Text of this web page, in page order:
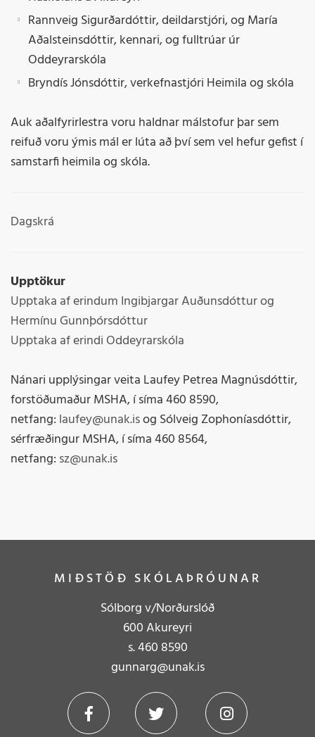
Rannveig Sigurðardóttir, deildarstjóri, og María
Aðalsteinsdóttir, kennari, og fulltrúar úr
Oddeyrarskóla
Bryndís Jónsdóttir, verkefnastjóri Heimila og skóla
Auk aðalfyrirlestra voru haldnar málstofur þar sem
reifuð voru ýmis mál er lúta að því sem vel hefur gefist í
samstarfi heimila og skóla.
Dagskrá
Upptökur
Upptaka af erindum Ingibjargar Auðunsdóttur og
Hermínu Gunnþórsdóttur
Upptaka af erindi Oddeyrarskóla
Nánari upplýsingar veita Laufey Petrea Magnúsdóttir,
forstöðumaður MSHA, í síma 460 8590,
netfang: laufey@unak.isog Sólveig Zophoníasdóttir,
sérfræðingur MSHA, í síma 460 8564,
netfang: sz@unak.is
MIÐSTÖÐ SKÓLAÞRÓUNAR
Sólborg v/Norðurslóð
600 Akureyri
s.460 8590
gunnarg@unak.is